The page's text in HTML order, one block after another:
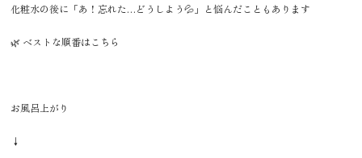
化粧水の後に「あ！忘れた…どうしよう💦」と悩んだこともあります
🌿 ベストな順番はこちら
お風呂上がり
↓